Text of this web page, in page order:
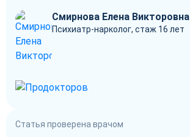
Смирнова Елена Викторовна
Психиатр-нарколог, стаж 16 лет
Статья проверена врачом